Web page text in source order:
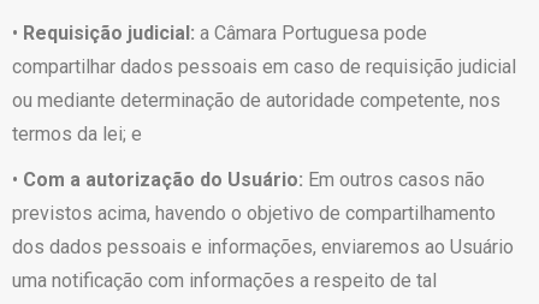
• Requisição judicial: a Câmara Portuguesa pode
compartilhar dados pessoais em caso de requisição judicial
ou mediante determinação de autoridade competente, nos
termos da lei; e
• Com a autorização do Usuário: Em outros casos não
previstos acima, havendo o objetivo de compartilhamento
dos dados pessoais e informações, enviaremos ao Usuário
uma notificação com informações a respeito de tal